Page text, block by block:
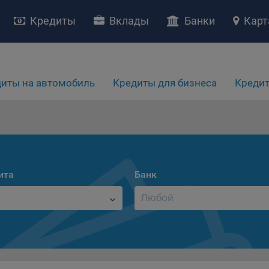
«О политике обработки файлов cookie»
подходит к соблюдению прав субъектов персональных
положения о политике обработки файлов cookie (далее –
) является одной из принимаемых Обществом мер по
).
Кредиты Вклады Банки
на автомобиль Кредиты для бизнеса
Банк